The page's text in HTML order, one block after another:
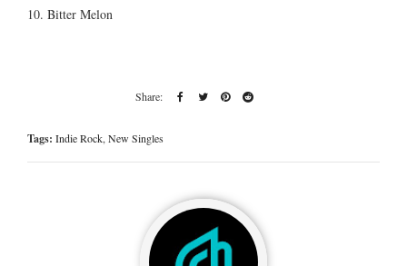
10. Bitter Melon
Tags: Indie Rock,New Singles